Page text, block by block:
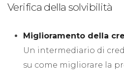
Verifica della solvibilità
Miglioramento della
Un intermediario di
su come migliorare la